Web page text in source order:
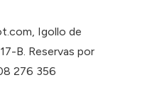
Igollo de
B. Reservas por
276 356